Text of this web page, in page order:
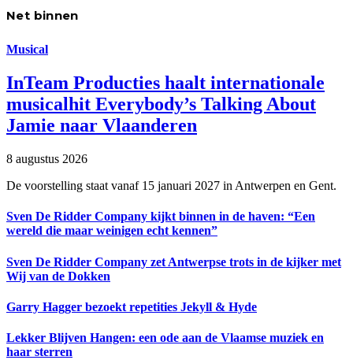
Net binnen
Musical
InTeam Producties haalt internationale
musicalhit Everybody’s Talking About
Jamie naar Vlaanderen
8 augustus 2026
De voorstelling staat vanaf 15 januari 2027 in Antwerpen en Gent.
Sven De Ridder Company kijkt binnen in de haven: “Een
wereld die maar weinigen echt kennen”
Sven De Ridder Company zet Antwerpse trots in de kijker met
Wij van de Dokken
Garry Hagger bezoekt repetities Jekyll & Hyde
Lekker Blijven Hangen: een ode aan de Vlaamse muziek en
haar sterren